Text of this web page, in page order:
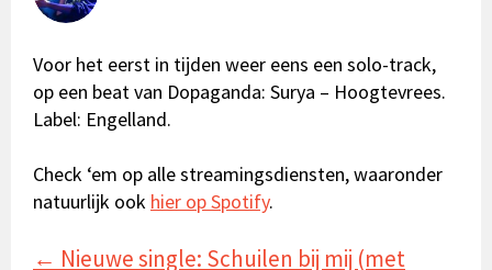
Voor het eerst in tijden weer eens een solo-track,
op een beat van Dopaganda: Surya – Hoogtevrees.
Label: Engelland.
Check ‘em op alle streamingsdiensten, waaronder
natuurlijk ook hier op Spotify.
Posts
← Nieuwe single: Schuilen bij mij (met